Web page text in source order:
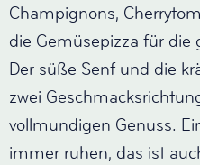
Champignons,
die Gemüsepizza für die
Der süße Senf und die
zwei
vollmundigen Genuss.
immer ruhen, das ist